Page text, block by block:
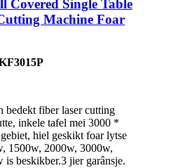
Covered Single Table
Machine Foar
bedekt fiber laser cutting
inkele tafel mei 3000 *
hiel geskikt foar lytse
1500w, 2000w, 3000w,
is beskikber.3 jier garânsje.